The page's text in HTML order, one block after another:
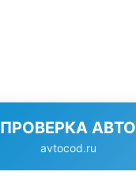
ПРОВЕРКА АВТО
avtocod.ru